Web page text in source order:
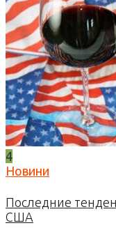
4
Новини
Последние
США